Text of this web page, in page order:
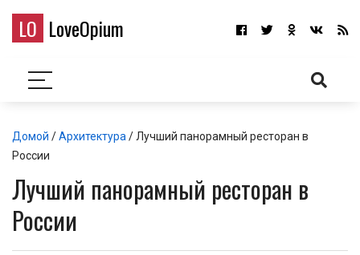
LO LoveOpium
Домой /Архитектура / Лучший панорамный ресторан в
России
Лучший панорамный ресторан в
России